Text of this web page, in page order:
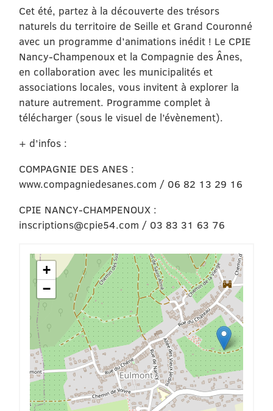
Cet été, partez à la découverte des trésors
naturels du territoire de Seille et Grand Couronné
avec un programme d’animations inédit ! Le CPIE
Nancy-Champenoux et la Compagnie des Ânes,
en collaboration avec les municipalités et
associations locales, vous invitent à explorer la
nature autrement. Programme complet à
télécharger (sous le visuel de l’évènement).
+ d’infos :
COMPAGNIE DES ANES :
www.compagniedesanes.com / 06 82 13 29 16
CPIE NANCY-CHAMPENOUX :
inscriptions@cpie54.com / 03 83 31 63 76
+
−